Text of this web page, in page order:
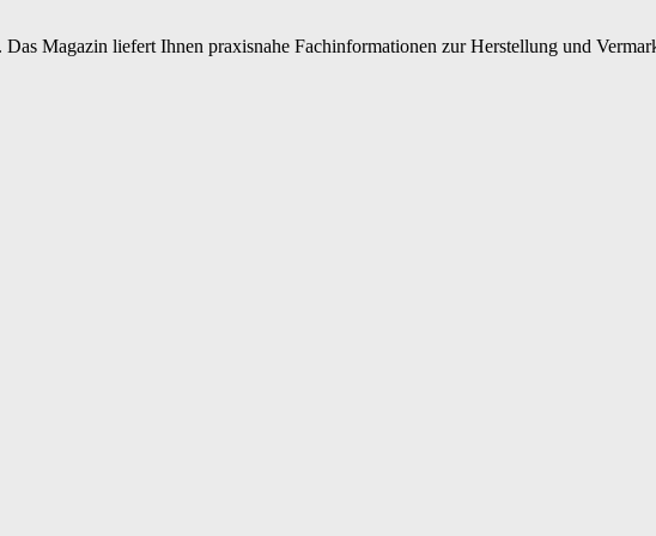
Magazin liefert Ihnen praxisnahe Fachinformationen zur Herstellung und